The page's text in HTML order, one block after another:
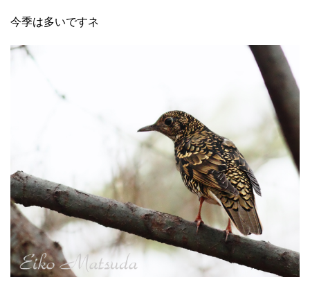
今季は多いですネ